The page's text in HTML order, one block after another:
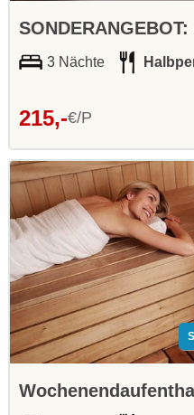
3 Nächte
215,-€/P